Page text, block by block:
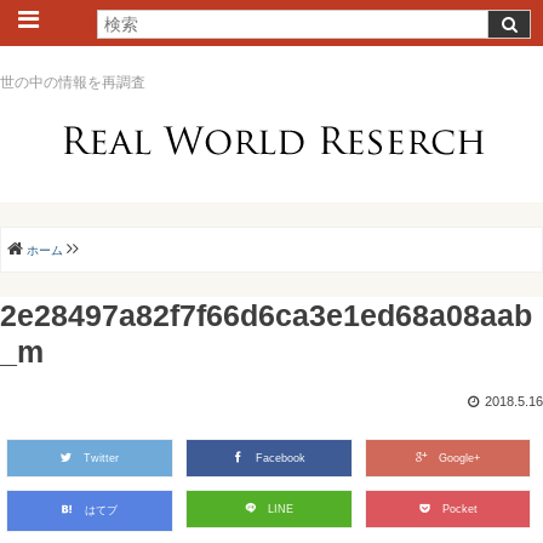
世の中の情報を再調査
ホーム
2e28497a82f7f66d6ca3e1ed68a08aab
_m
2018.5.16
Twitter Facebook Google+
はてブ LINE Pocket